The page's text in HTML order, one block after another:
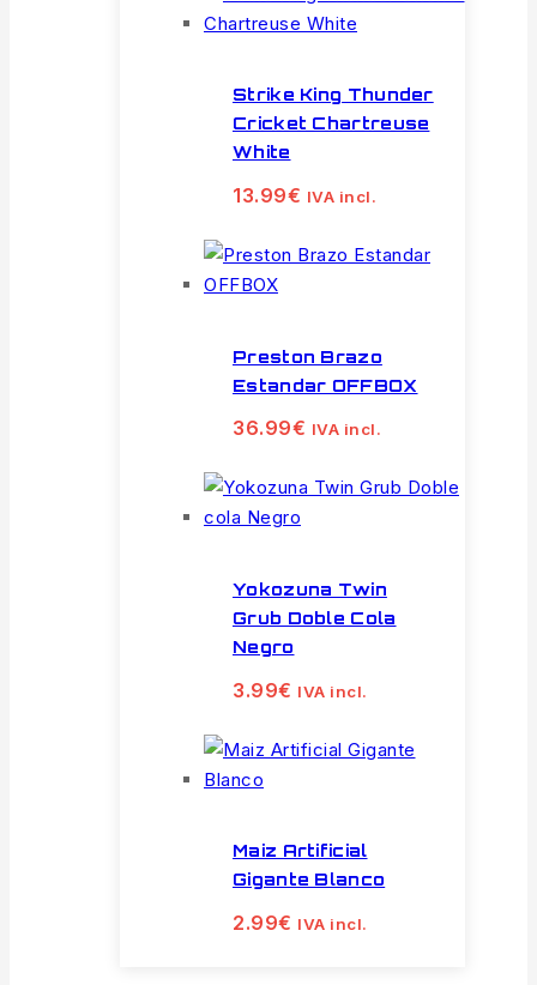
Strike King Thunder
Cricket Chartreuse
White
13.99€ IVA incl.
Preston Brazo
Estandar OFFBOX
36.99€ IVA incl.
Yokozuna Twin
Grub Doble Cola
Negro
3.99€ IVA incl.
Maiz Artificial
Gigante Blanco
2.99€ IVA incl.